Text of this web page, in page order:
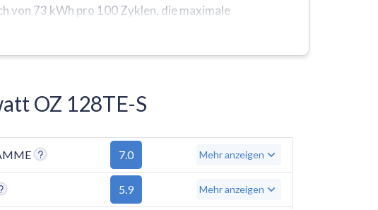
von 73 kWh pro 100 Zyklen, die maximale
Die Zerowatt OZ 128TE-S hat die Energieklasse
OZ 128TE-S
7.0 Mehr anzeigen
5.9 Mehr anzeigen